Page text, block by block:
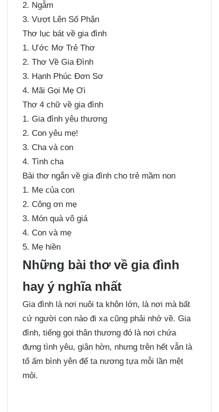
2. Ngẫm
3. Vượt Lên Số Phận
Thơ lục bát về gia đình
1. Ước Mơ Trẻ Thơ
2. Thơ Về Gia Đình
3. Hạnh Phúc Đơn Sơ
4. Mãi Gọi Mẹ Ơi
Thơ 4 chữ về gia đình
1. Gia đình yêu thương
2. Con yêu mẹ!
3. Cha và con
4. Tình cha
Bài thơ ngắn về gia đình cho trẻ mầm non
1. Mẹ của con
2. Công ơn mẹ
3. Món quà vô giá
4. Con và mẹ
5. Mẹ hiền
Những bài thơ về gia đình
hay ý nghĩa nhất
Gia đình là nơi nuôi ta khôn lớn, là nơi mà bất
cứ người con nào đi xa cũng phải nhớ về. Gia
đình, tiếng gọi thân thương đó là nơi chứa
đựng tình yêu, giận hờn, nhưng trên hết vẫn là
tổ ấm bình yên để ta nương tựa mỗi lần mệt
mỏi.